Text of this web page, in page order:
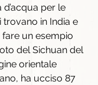
per le
trovano in India e
fare un esempio
del Sichuan del
orientale
ha ucciso 87